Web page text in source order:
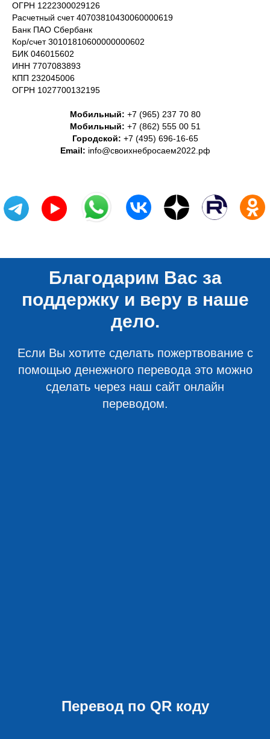
ОГРН 1222300029126
Расчетный счет 40703810430060000619
Банк ПАО Сбербанк
Кор/счет 30101810600000000602
БИК 046015602
ИНН 7707083893
КПП 232045006
ОГРН 1027700132195
Мобильный: +7 (965) 237 70 80
Мобильный: +7 (862) 555 00 51
Городской: +7 (495) 696-16-65
Email: info@своихнебросаем2022.рф
Благодарим Вас за
поддержку и веру в наше
дело.
Если Вы хотите сделать пожертвование с
помощью денежного перевода это можно
сделать через наш сайт онлайн
переводом.
Перевод по QR коду